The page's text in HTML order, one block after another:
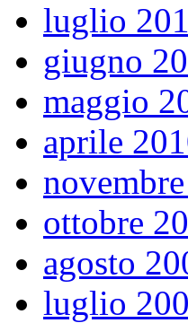
luglio
giugno
maggio
aprile
ottobre
agosto
luglio